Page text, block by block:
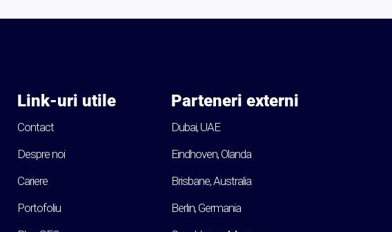
Link-uri utile
Contact
Despre noi
Cariere
Portofoliu
Parteneri externi
Dubai, UAE
Eindhoven, Olanda
Brisbane, Australia
Berlin, Germania